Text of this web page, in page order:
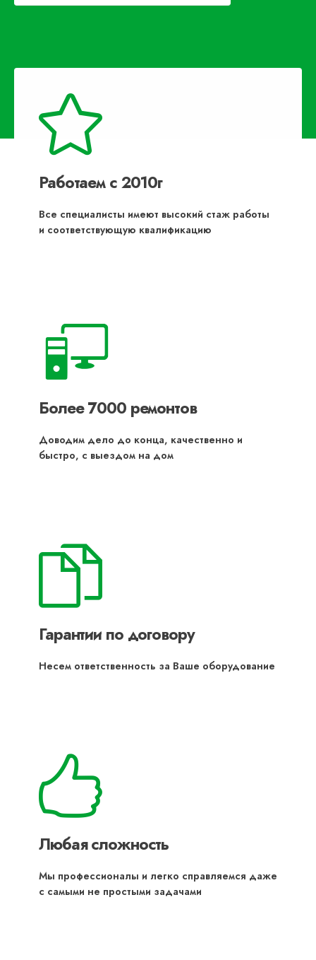
Работаем с 2010г
Все специалисты имеют высокий стаж работы
и соответствующую квалификацию
Более 7000 ремонтов
Доводим дело до конца, качественно и
быстро, с выездом на дом
Гарантии по договору
Несем ответственность за Ваше оборудование
Любая сложность
Мы профессионалы и легко справляемся даже
с самыми не простыми задачами